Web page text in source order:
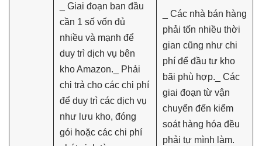
_ Giai đoạn ban đầu
cần 1 số vốn đủ
nhiều và mạnh để
duy trì dịch vụ bên
kho Amazon._ Phải
chi trả cho các chi phí
để duy trì các dịch vụ
như lưu kho, đóng
gói hoặc các chi phí
_ Các nhà bán hàng
phải tốn nhiều thời
gian cũng như chi
phí để đầu tư kho
bãi phù hợp._ Các
giai đoạn từ vận
chuyển đến kiểm
soát hàng hóa đều
phải tự mình làm.